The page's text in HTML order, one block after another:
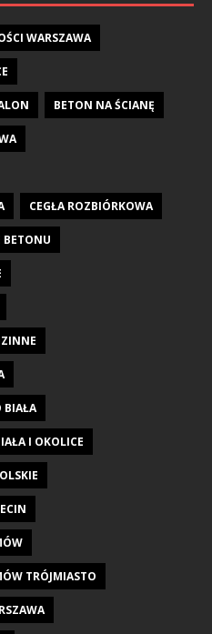
WARSZAWA
BETON NA ŚCIANĘ
CEGŁA ROZBIÓRKOWA
BETONU
BIAŁA
I OKOLICE
TRÓJMIASTO